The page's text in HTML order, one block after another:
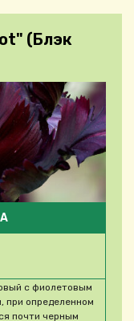
(Блэк
с фиолетовым
при определенном
почти черным